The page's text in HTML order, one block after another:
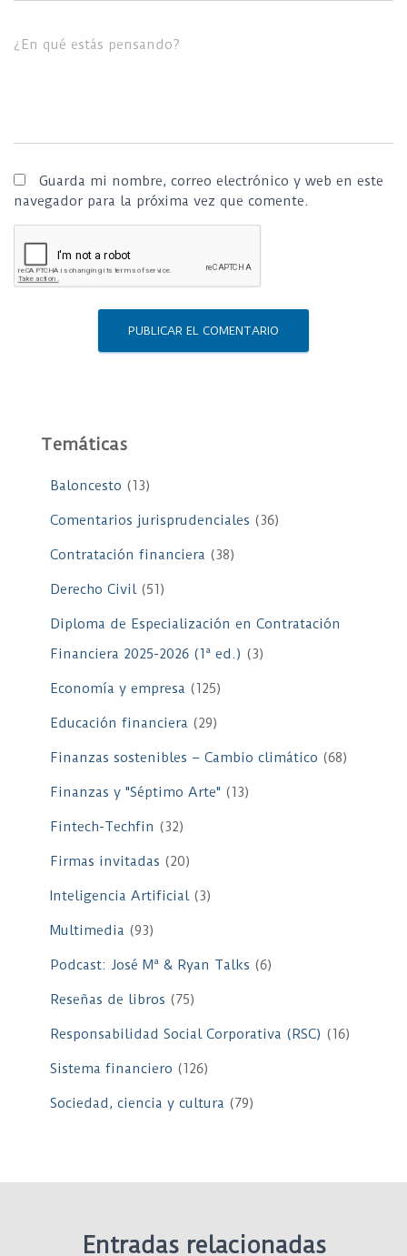
¿En qué estás pensando?
Guarda mi nombre, correo electrónico y web en este
navegador para la próxima vez que comente.
Temáticas
Baloncesto (13)
Comentarios jurisprudenciales (36)
Contratación financiera (38)
Derecho Civil(51)
Diploma de Especialización en Contratación
Financiera 2025-2026 (1ª ed.) (3)
Economía y empresa (125)
Educación financiera (29)
Finanzas sostenibles – Cambio climático (68)
Finanzas y "Séptimo Arte" (13)
Fintech-Techfin (32)
Firmas invitadas (20)
Inteligencia Artificial(3)
Multimedia (93)
Podcast: José Mª & Ryan Talks (6)
Reseñas de libros (75)
Responsabilidad Social Corporativa (RSC) (16)
Sistema financiero (126)
Sociedad, ciencia y cultura (79)
Entradas relacionadas